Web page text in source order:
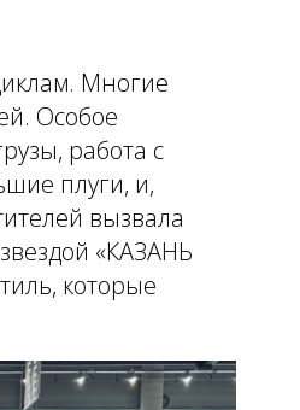
Многие
Особое
работа с
плуги, и,
вызвала
«КАЗАНЬ
которые